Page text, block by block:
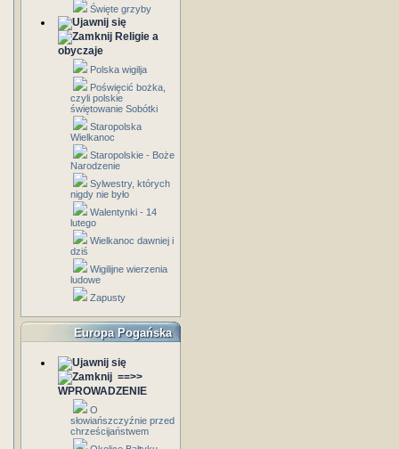
Święte grzyby
Religie a
obyczaje
Polska wigilja
Poświęcić bożka,
czyli polskie
świętowanie Sobótki
Staropolska
Wielkanoc
Staropolskie - Boże
Narodzenie
Sylwestry, których
nigdy nie było
Walentynki - 14
lutego
Wielkanoc dawniej i
dziś
Wigilijne wierzenia
ludowe
Zapusty
Europa Pogańska
==>>
WPROWADZENIE
O
słowiańszczyźnie przed
chrześcijaństwem